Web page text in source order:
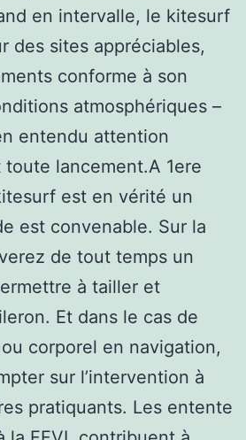
en intervalle, le kitesurf
des sites appréciables,
conforme à son
atmosphériques –
entendu attention
toute lancement.A 1ere
est en vérité un
est convenable. Sur la
de tout temps un
à tailler et
Et dans le cas de
corporel en navigation,
sur l’intervention à
pratiquants. Les entente